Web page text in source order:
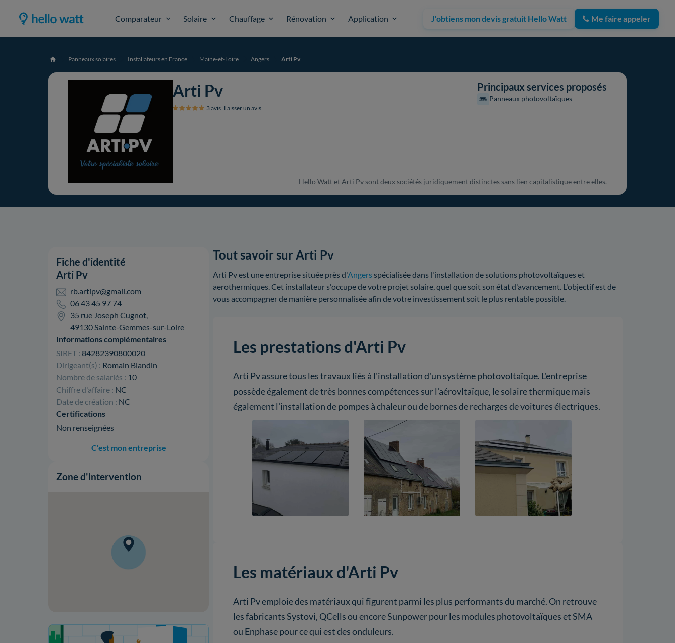
Comparateur Solaire Chauffage Rénovation Application J'obtiens mon devis gratuit Hello Watt Me faire appeler
Accueil Panneaux solaires Installateurs en France Maine-et-Loire Angers Arti Pv
Arti Pv
3 avis Laisser un avis
Principaux services proposés
Panneaux photovoltaïques
Hello Watt et Arti Pv sont deux sociétés juridiquement distinctes sans lien capitalistique entre elles.
Fiche d'identité
Arti Pv
rb.artipv@gmail.com
06 43 45 97 74
35 rue Joseph Cugnot,
49130 Sainte-Gemmes-sur-Loire
Informations complémentaires
SIRET : 84282390800020
Dirigeant(s) : Romain Blandin
Nombre de salariés : 10
Chiffre d'affaire : NC
Date de création : NC
Certifications
Non renseignées
C'est mon entreprise
Zone d'intervention
Votre projet de rénovation
Tout savoir sur Arti Pv
Arti Pv est une entreprise située près d'Angersspécialisée dans l'installation de solutions photovoltaïques et
aerothermiques. Cet installateur s'occupe de votre projet solaire, quel que soit son état d'avancement. L'objectif est de
vous accompagner de manière personnalisée afin de votre investissement soit le plus rentable possible.
Les prestations d'Arti Pv
Arti Pv assure tous les travaux liés à l'installation d'un système photovoltaïque. L'entreprise
possède également de très bonnes compétences sur l'aérovltaïque, le solaire thermique mais
également l'installation de pompes à chaleur ou de bornes de recharges de voitures électriques.
Les matériaux d'Arti Pv
Arti Pv emploie des matériaux qui figurent parmi les plus performants du marché. On retrouve
les fabricants Systovi, QCells ou encore Sunpower pour les modules photovoltaïques et SMA
ou Enphase pour ce qui est des onduleurs.